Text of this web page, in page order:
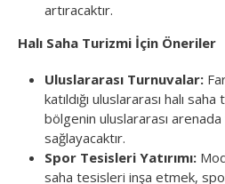
artıracaktır.
Halı Saha Turizmi İçin Öneriler
Uluslararası Turnuvalar:
katıldığı uluslararası halı
bölgenin uluslararası arenada
sağlayacaktır.
Spor Tesisleri Yatırımı:
saha tesisleri inşa etmek,